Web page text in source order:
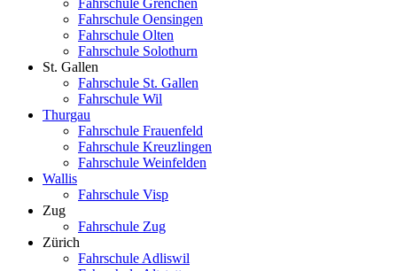
Fahrschule Oensingen
Fahrschule Olten
Fahrschule Solothurn
St. Gallen
Fahrschule St. Gallen
Fahrschule Wil
Thurgau
Fahrschule Frauenfeld
Fahrschule Kreuzlingen
Fahrschule Weinfelden
Wallis
Fahrschule Visp
Zug
Fahrschule Zug
Zürich
Fahrschule Adliswil